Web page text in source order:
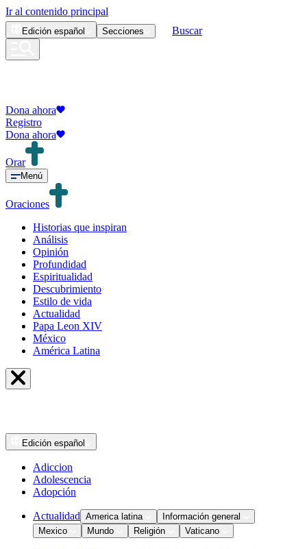
Ir al contenido principal
Edición español Secciones Buscar
Dona ahora
Registro
Dona ahora
Orar
Menú
Oraciones
Historias que inspiran
Análisis
Opinión
Profundidad
Espiritualidad
Descubrimiento
Estilo de vida
Actualidad
Papa Leon XIV
México
América Latina
Edición español
Adiccion
Adolescencia
Adopción
Actualidad America latina
Información general
Mexico
Mundo Religión Vaticano